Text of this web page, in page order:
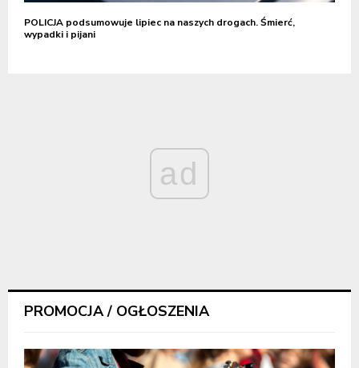
POLICJA podsumowuje lipiec na naszych drogach. Śmierć,
wypadki i pijani
ad
PROMOCJA / OGŁOSZENIA